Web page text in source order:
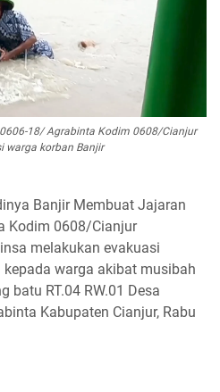
18/ Agrabinta Kodim 0608/Cianjur
warga korban Banjir
Banjir Membuat Jajaran
Kodim 0608/Cianjur
melakukan evakuasi
warga akibat musibah
batu RT.04 RW.01 Desa
Kabupaten Cianjur, Rabu